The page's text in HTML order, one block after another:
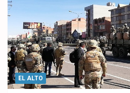
EL ALTO